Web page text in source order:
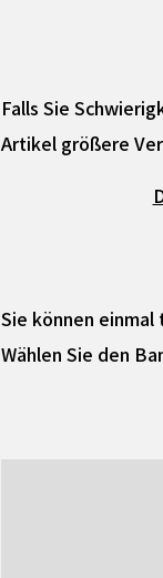
Falls Sie
Artikel größere
Sie können einmal
Wählen Sie den